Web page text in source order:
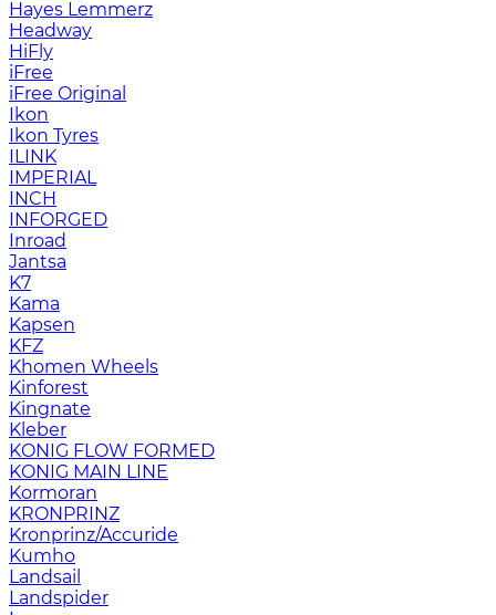
Hayes Lemmerz
Headway
HiFly
iFree
iFree Original
Ikon
Ikon Tyres
ILINK
IMPERIAL
INCH
INFORGED
Inroad
Jantsa
K7
Kama
Kapsen
KFZ
Khomen Wheels
Kinforest
Kingnate
Kleber
KONIG FLOW FORMED
KONIG MAIN LINE
Kormoran
KRONPRINZ
Kronprinz/Accuride
Kumho
Landsail
Landspider